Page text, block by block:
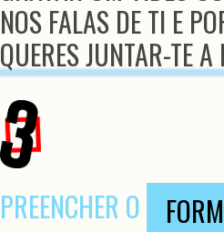
NOS FALAS DE TI E
QUERES JUNTAR-TE A
PREENCHER O